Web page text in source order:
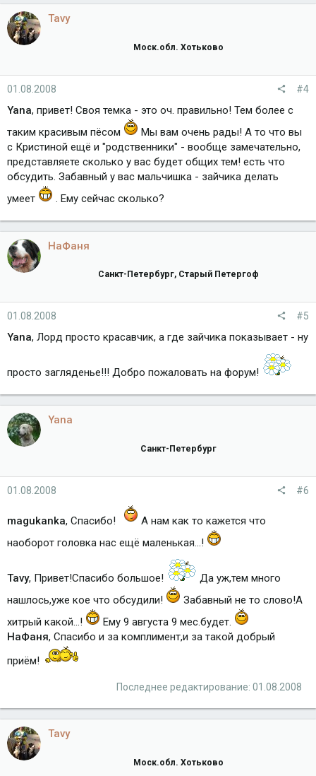
Tavy
Моск.обл. Хотьково
01.08.2008 #4
Yana, привет! Своя темка - это оч. правильно! Тем более с
таким красивым пёсом
Мы вам очень рады! А то что вы
с Кристиной ещё и "родственники" - вообще замечательно,
представляете сколько у вас будет общих тем! есть что
обсудить. Забавный у вас мальчишка - зайчика делать
умеет
. Ему сейчас сколько?
НаФаня
Санкт-Петербург, Старый Петергоф
01.08.2008 #5
Yana, Лорд просто красавчик, а где зайчика показывает - ну
просто загляденье!!! Добро пожаловать на форум!
Yana
Санкт-Петербург
01.08.2008 #6
magukanka, Спасибо!
А нам как то кажется что
наоборот головка нас ещё маленькая...!
Tavy, Привет!Спасибо большое!
Да уж,тем много
нашлось,уже кое что обсудили!
Забавный не то слово!А
хитрый какой...!
Ему 9 августа 9 мес.будет.
НаФаня, Спасибо и за комплимент,и за такой добрый
приём!
Последнее редактирование: 01.08.2008
Tavy
Моск.обл. Хотьково